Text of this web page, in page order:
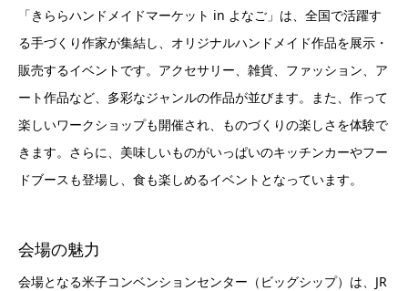
「きららハンドメイドマーケット in よなご」は、全国で活躍す
る手づくり作家が集結し、オリジナルハンドメイド作品を展示・
販売するイベントです。アクセサリー、雑貨、ファッション、ア
ート作品など、多彩なジャンルの作品が並びます。また、作って
楽しいワークショップも開催され、ものづくりの楽しさを体験で
きます。さらに、美味しいものがいっぱいのキッチンカーやフー
ドブースも登場し、食も楽しめるイベントとなっています。
会場の魅力
会場となる米子コンベンションセンター（ビッグシップ）は、JR